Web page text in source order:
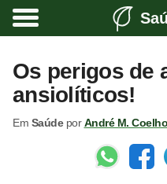
Os perigos de
ansiolíticos!
Em SaúdeporAndré M. Coelho
A
i
v
i